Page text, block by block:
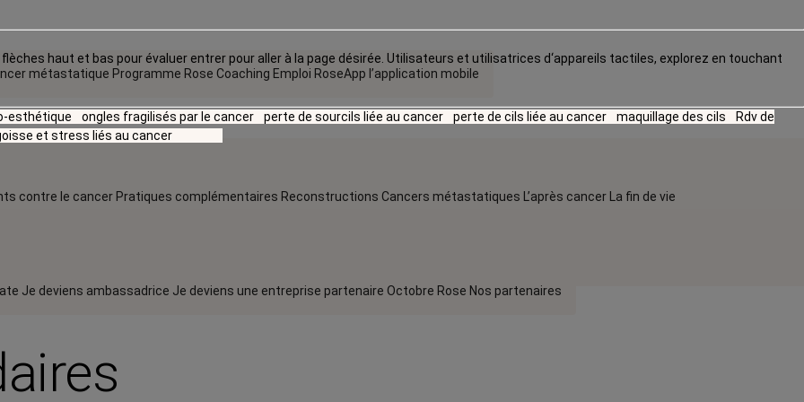
métastatique Programme Rose Coaching Emploi RoseApp l’application mobile
contre le cancer Pratiques complémentaires Reconstructions Cancers métastatiques L’après cancer La fin de vie
Je deviens ambassadrice Je deviens une entreprise partenaire Octobre Rose Nos partenaires
haut et bas pour évaluer entrer pour aller à la page désirée. Utilisateurs et utilisatrices d‘appareils tactiles, explorez en touchant
esthétique ongles fragilisés par le cancer perte de sourcils liée au cancer perte de cils liée au cancer maquillage des cils
Rdv de
et stress liés au cancer